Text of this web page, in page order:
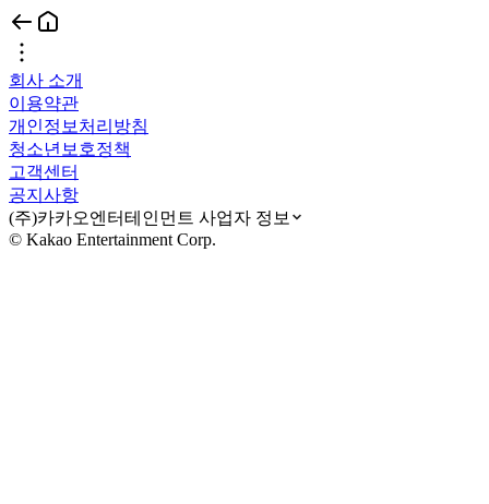
회사 소개
이용약관
개인정보처리방침
청소년보호정책
고객센터
공지사항
(주)카카오엔터테인먼트 사업자 정보
© Kakao Entertainment Corp.